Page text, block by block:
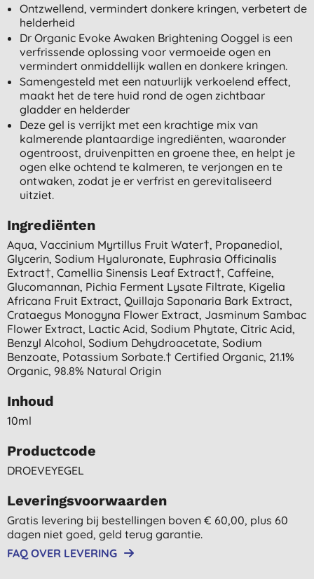
Ontzwellend, vermindert donkere kringen, verbetert de
helderheid
Dr Organic Evoke Awaken Brightening Ooggel is een
verfrissende oplossing voor vermoeide ogen en
vermindert onmiddellijk wallen en donkere kringen.
Samengesteld met een natuurlijk verkoelend effect,
maakt het de tere huid rond de ogen zichtbaar
gladder en helderder
Deze gel is verrijkt met een krachtige mix van
kalmerende plantaardige ingrediënten, waaronder
ogentroost, druivenpitten en groene thee, en helpt je
ogen elke ochtend te kalmeren, te verjongen en te
ontwaken, zodat je er verfrist en gerevitaliseerd
uitziet.
Ingrediënten
Aqua, Vaccinium Myrtillus Fruit Water†, Propanediol,
Glycerin, Sodium Hyaluronate, Euphrasia Officinalis
Extract†, Camellia Sinensis Leaf Extract†, Caffeine,
Glucomannan, Pichia Ferment Lysate Filtrate, Kigelia
Africana Fruit Extract, Quillaja Saponaria Bark Extract,
Crataegus Monogyna Flower Extract, Jasminum Sambac
Flower Extract, Lactic Acid, Sodium Phytate, Citric Acid,
Benzyl Alcohol, Sodium Dehydroacetate, Sodium
Benzoate, Potassium Sorbate.† Certified Organic, 21.1%
Organic, 98.8% Natural Origin
Inhoud
10ml
Productcode
DROEVEYEGEL
Leveringsvoorwaarden
Gratis levering bij bestellingen boven € 60,00, plus 60
dagen niet goed, geld terug garantie.
FAQ OVER LEVERING